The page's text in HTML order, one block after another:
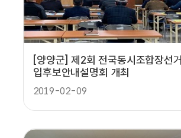
[양양군] 제2회 전국동시조합장선거
입후보안내설명회 개최
2019-02-09